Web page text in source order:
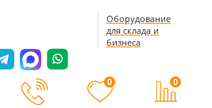
Оборудование
для склада и
бизнеса
0 0